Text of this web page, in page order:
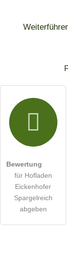
Bewertung
für Hofladen
Eickenhofer
Spargelreich
abgeben